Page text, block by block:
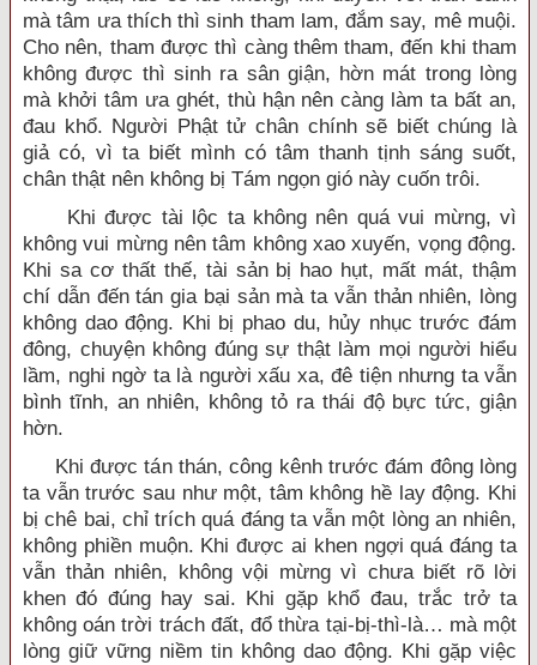
mà tâm ưa thích thì sinh tham lam, đắm say, mê muội.
Cho nên, tham được thì càng thêm tham, đến khi tham
không được thì sinh ra sân giận, hờn mát trong lòng
mà khởi tâm ưa ghét, thù hận nên càng làm ta bất an,
đau khổ. Người Phật tử chân chính sẽ biết chúng là
giả có, vì ta biết mình có tâm thanh tịnh sáng suốt,
chân thật nên không bị Tám ngọn gió này cuốn trôi.
Khi được tài lộc ta không nên quá vui mừng, vì
không vui mừng nên tâm không xao xuyến, vọng động.
Khi sa cơ thất thế, tài sản bị hao hụt, mất mát, thậm
chí dẫn đến tán gia bại sản mà ta vẫn thản nhiên, lòng
không dao động. Khi bị phao du, hủy nhục trước đám
đông, chuyện không đúng sự thật làm mọi người hiểu
lầm, nghi ngờ ta là người xấu xa, đê tiện nhưng ta vẫn
bình tĩnh, an nhiên, không tỏ ra thái độ bực tức, giận
hờn.
Khi được tán thán, công kênh trước đám đông lòng
ta vẫn trước sau như một, tâm không hề lay động. Khi
bị chê bai, chỉ trích quá đáng ta vẫn một lòng an nhiên,
không phiền muộn. Khi được ai khen ngợi quá đáng ta
vẫn thản nhiên, không vội mừng vì chưa biết rõ lời
khen đó đúng hay sai. Khi gặp khổ đau, trắc trở ta
không oán trời trách đất, đổ thừa tại-bị-thì-là… mà một
lòng giữ vững niềm tin không dao động. Khi gặp việc